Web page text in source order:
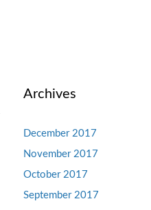
Archives
December 2017
November 2017
October 2017
September 2017